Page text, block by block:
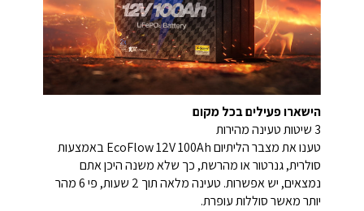
הישארו פעילים בכל מקום
3 שיטות טעינה מהירות
טענו את מצבר הליתיום EcoFlow 12V 100Ah באמצעות
סולרית, גנרטור או מהרשת, כך שלא משנה היכן אתם
נמצאים, יש אפשרות. טעינה מלאה תוך 2 שעות, פי 6 מהר
יותר מאשר סוללות עופרת.